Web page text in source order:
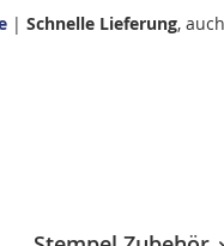
| Schnelle Lieferung,